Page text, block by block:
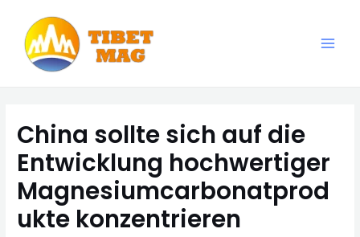
content
China sollte sich auf die
Entwicklung hochwertiger
Magnesiumcarbonatprod
ukte konzentrieren